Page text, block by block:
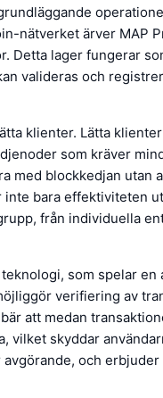
nätverket ärver MAP
Detta lager fungerar
valideras och
klienter. Lätta
som kräver
med blockkedjan utan
bara effektiviteten
från individuella
som spelar en
verifiering av
att medan
vilket skyddar
och erbjuder